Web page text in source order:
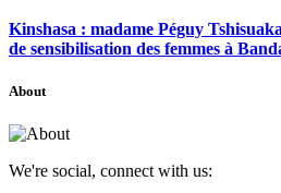
Kinshasa : madame Péguy
de sensibilisation des femmes à
About
We're social, connect with us: